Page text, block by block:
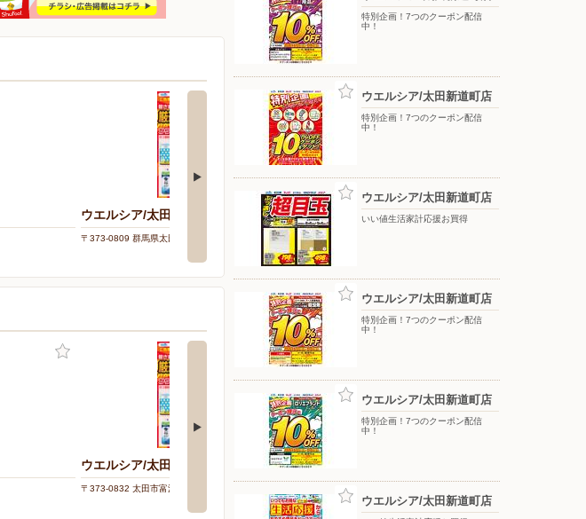
ウエルシア/太田石原店
〒373-0809 群馬県太田市茂木町918
ウエルシア/太田岩瀬川店
〒373-0841 群馬県太田市岩瀬川町450-1
ウエルシア/太田富沢店
〒373-0832 太田市富沢町274
ウエルシア/太田飯塚店
〒373-0817 太田市飯塚町1602
特別企画！7つのクーポン配信
中！
ウエルシア/太田新道町店
特別企画！7つのクーポン配信
中！
ウエルシア/太田新道町店
いい値生活家計応援お買得
ウエルシア/太田新道町店
特別企画！7つのクーポン配信
中！
ウエルシア/太田新道町店
特別企画！7つのクーポン配信
中！
ウエルシア/太田新道町店